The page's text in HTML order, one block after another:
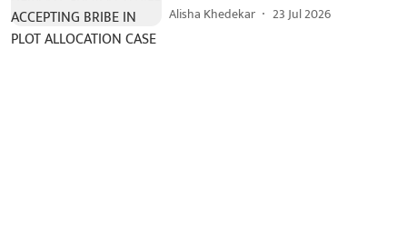
Alisha Khedekar 23 Jul 2026